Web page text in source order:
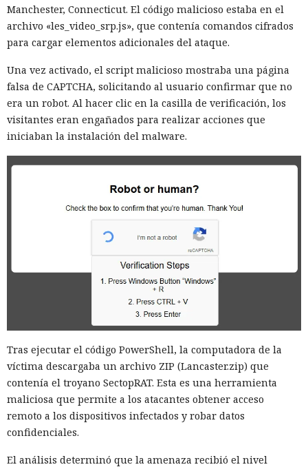
Manchester, Connecticut. El código malicioso estaba en el
archivo «les_video_srp.js», que contenía comandos cifrados
para cargar elementos adicionales del ataque.
Una vez activado, el script malicioso mostraba una página
falsa de CAPTCHA, solicitando al usuario confirmar que no
era un robot. Al hacer clic en la casilla de verificación, los
visitantes eran engañados para realizar acciones que
iniciaban la instalación del malware.
Tras ejecutar el código PowerShell, la computadora de la
víctima descargaba un archivo ZIP (Lancaster.zip) que
contenía el troyano SectopRAT. Esta es una herramienta
maliciosa que permite a los atacantes obtener acceso
remoto a los dispositivos infectados y robar datos
confidenciales.
El análisis determinó que la amenaza recibió el nivel